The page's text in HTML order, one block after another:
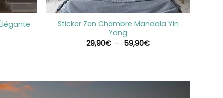
+
Sticker Zen Chambre Mandala Yin
Yang
29,90€ – 59,90€Plage